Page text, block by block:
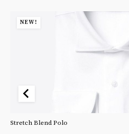
NEW!
Stretch Blend Polo